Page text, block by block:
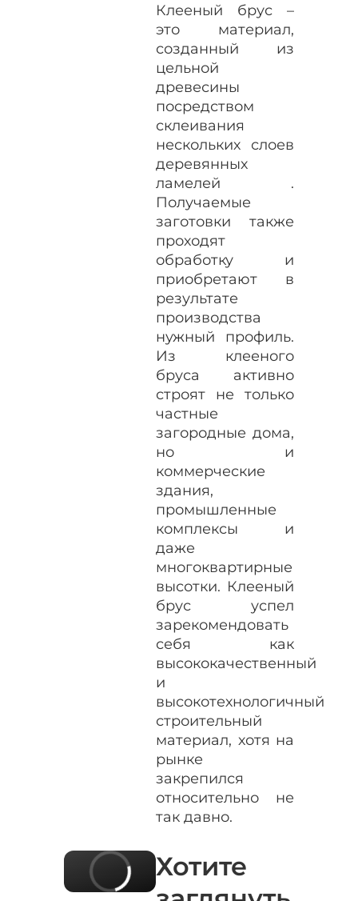
Клееный брус –
это материал,
созданный из
цельной
древесины
посредством
склеивания
нескольких слоев
деревянных
ламелей .
Получаемые
заготовки также
проходят
обработку и
приобретают в
результате
производства
нужный профиль.
Из клееного
бруса активно
строят не только
частные
загородные дома,
но и
коммерческие
здания,
промышленные
комплексы и
даже
многоквартирные
высотки. Клееный
брус успел
зарекомендовать
себя как
высококачественный
и
высокотехнологичный
строительный
материал, хотя на
рынке
закрепился
относительно не
так давно.
Хотите